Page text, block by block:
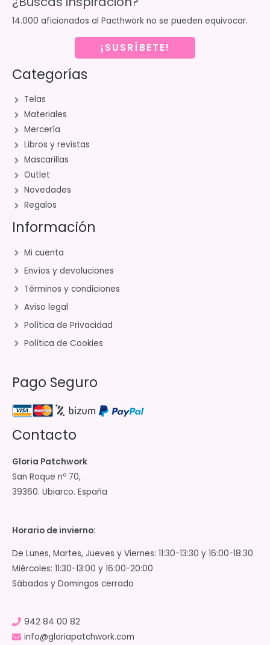
14.000 aficionados al Pacthwork no se pueden equivocar.
¡SUSRÍBETE!
Categorías
Telas
Materiales
Mercería
Libros y revistas
Mascarillas
Outlet
Novedades
Regalos
Información
Mi cuenta
Envíos y devoluciones
Términos y condiciones
Aviso legal
Política de Privacidad
Política de Cookies
Pago Seguro
Contacto
Gloria Patchwork
San Roque nº 70,
39360. Ubiarco. España
Horario de invierno:
De Lunes, Martes, Jueves y Viernes: 11:30-13:30 y 16:00-18:30
Miércoles: 11:30-13:00 y 16:00-20:00
Sábados y Domingos cerrado
942 84 00 82
info@gloriapatchwork.com